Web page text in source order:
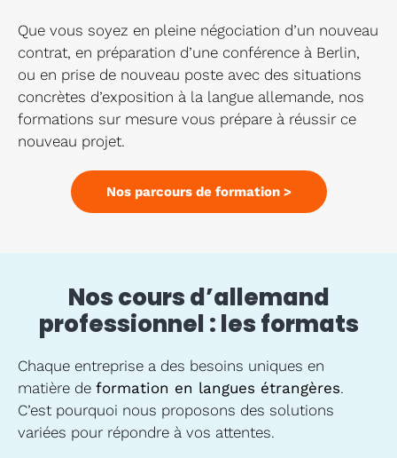
Que vous soyez en pleine négociation d’un nouveau
contrat, en préparation d’une conférence à Berlin,
ou en prise de nouveau poste avec des situations
concrètes d’exposition à la langue allemande, nos
formations sur mesure vous prépare à réussir ce
nouveau projet.
Nos parcours de formation >
Nos cours d’allemand
professionnel : les formats
Chaque entreprise a des besoins uniques en
matière de formation en langues étrangères.
C’est pourquoi nous proposons des solutions
variées pour répondre à vos attentes.